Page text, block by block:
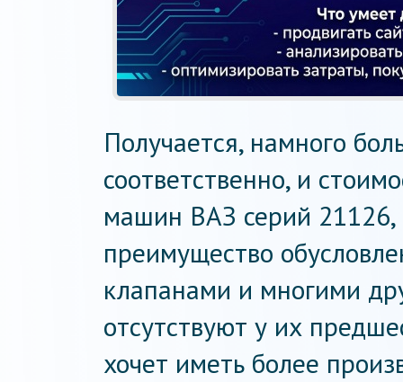
Получается, намного
соответственно, и
машин ВАЗ серий 21126,
преимущество
клапанами и многими
отсутствуют у их
хочет иметь более